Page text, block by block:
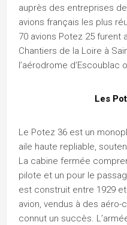
auprès des entreprises
avions français les plus
70 avions Potez 25 furent
Chantiers de la Loire à
l’aérodrome d’Escoublac
Les
Le Potez 36 est un
aile haute repliable,
La cabine fermée
pilote et un pour le
est construit entre 1929
avion, vendus à des
connut un succès.